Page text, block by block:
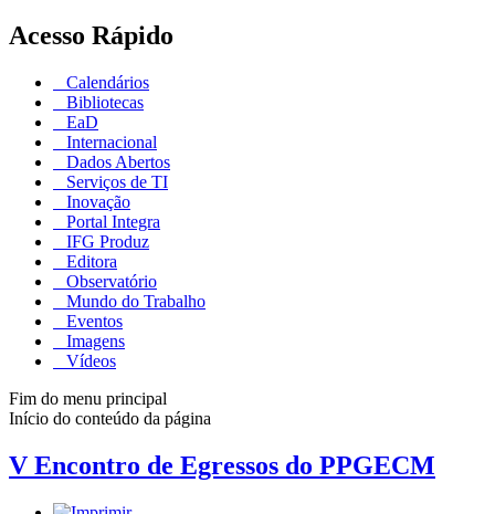
Acesso Rápido
Calendários
Bibliotecas
EaD
Internacional
Dados Abertos
Serviços de TI
Inovação
Portal Integra
IFG Produz
Editora
Observatório
Mundo do Trabalho
Eventos
Imagens
Vídeos
Fim do menu principal
Início do conteúdo da página
V Encontro de Egressos do PPGECM